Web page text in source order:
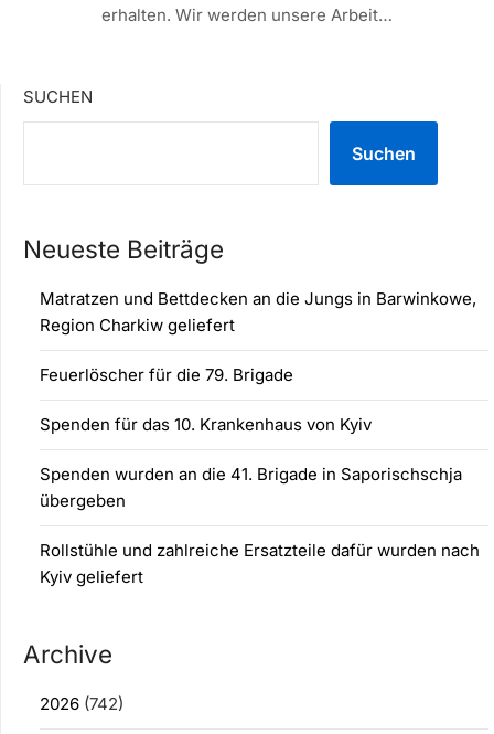
erhalten. Wir werden unsere Arbeit…
SUCHEN
Suchen
Neueste Beiträge
Matratzen und Bettdecken an die Jungs in Barwinkowe,
Region Charkiw geliefert
Feuerlöscher für die 79. Brigade
Spenden für das 10. Krankenhaus von Kyiv
Spenden wurden an die 41. Brigade in Saporischschja
übergeben
Rollstühle und zahlreiche Ersatzteile dafür wurden nach
Kyiv geliefert
Archive
2026 (742)